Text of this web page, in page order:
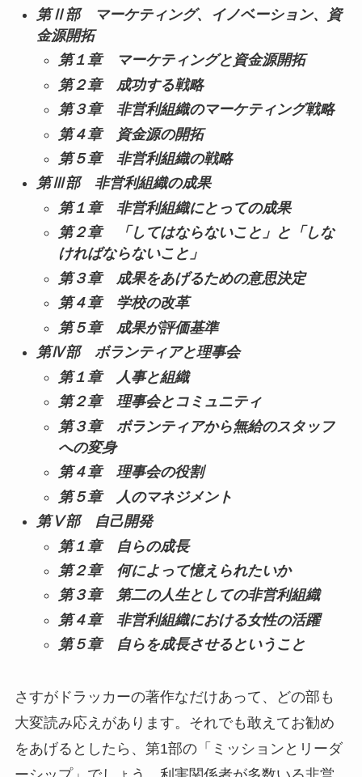
第Ⅱ部 マーケティング、イノベーション、資
金源開拓
第１章 マーケティングと資金源開拓
第２章 成功する戦略
第３章 非営利組織のマーケティング戦略
第４章 資金源の開拓
第５章 非営利組織の戦略
第Ⅲ部 非営利組織の成果
第１章 非営利組織にとっての成果
第２章 「してはならないこと」と「しな
ければならないこと」
第３章 成果をあげるための意思決定
第４章 学校の改革
第５章 成果が評価基準
第Ⅳ部 ボランティアと理事会
第１章 人事と組織
第２章 理事会とコミュニティ
第３章 ボランティアから無給のスタッフ
への変身
第４章 理事会の役割
第５章 人のマネジメント
第Ⅴ部 自己開発
第１章 自らの成長
第２章 何によって憶えられたいか
第３章 第二の人生としての非営利組織
第４章 非営利組織における女性の活躍
第５章 自らを成長させるということ
さすがドラッカーの著作なだけあって、どの部も
大変読み応えがあります。それでも敢えてお勧め
をあげるとしたら、第1部の「ミッションとリーダ